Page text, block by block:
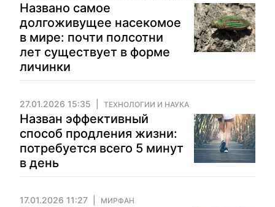
Названо самое
долгоживущее насекомое
в мире: почти полсотни
лет существует в форме
личинки
27.01.2026 15:35 ТЕХНОЛОГИИ И НАУКА
Назван эффективный
способ продления жизни:
потребуется всего 5 минут
в день
17.01.2026 11:27 МИРФАН